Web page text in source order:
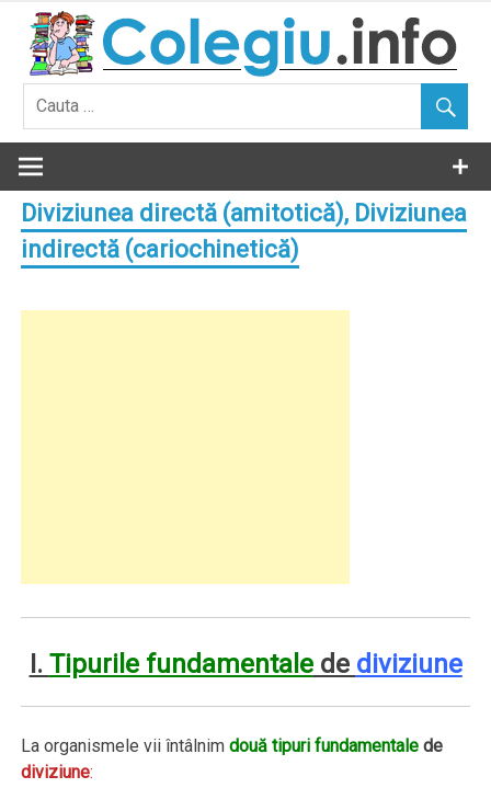
content
Diviziunea directă (amitotică), Diviziunea
indirectă (cariochinetică)
I. Tipurile fundamentalede diviziune
La organismele vii întâlnim două tipuri fundamentale de
diviziune: